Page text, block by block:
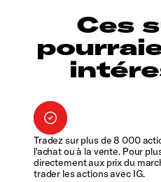
Ces
Tradez sur plus de 8 000
l'achat ou à la vente. Pour
directement aux prix du
trader les actions avec IG.